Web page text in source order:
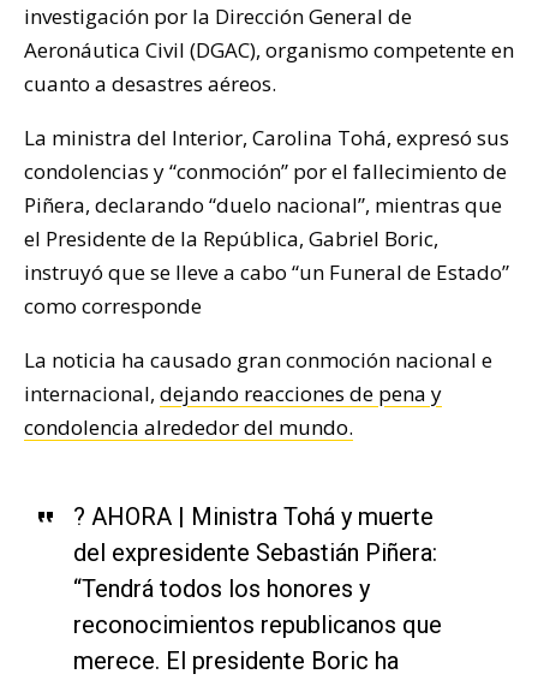
investigación por la Dirección General de
Aeronáutica Civil (DGAC), organismo competente en
cuanto a desastres aéreos.
La ministra del Interior, Carolina Tohá, expresó sus
condolencias y “conmoción” por el fallecimiento de
Piñera, declarando “duelo nacional”, mientras que
el Presidente de la República, Gabriel Boric,
instruyó que se lleve a cabo “un Funeral de Estado”
como corresponde
La noticia ha causado gran conmoción nacional e
internacional, dejando reacciones de pena y
condolencia alrededor del mundo.
? AHORA | Ministra Tohá y muerte
del expresidente Sebastián Piñera:
“Tendrá todos los honores y
reconocimientos republicanos que
merece. El presidente Boric ha